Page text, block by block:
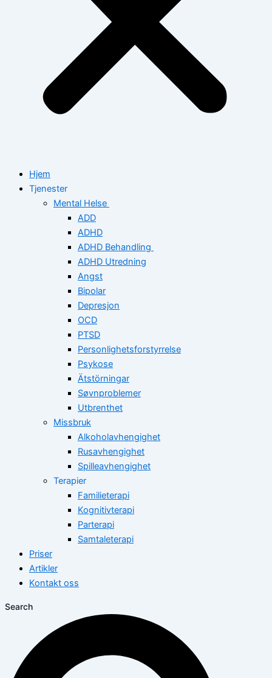
Hjem
Tjenester
Mental Helse
ADD
ADHD
ADHD Behandling
ADHD Utredning
Angst
Bipolar
Depresjon
OCD
PTSD
Personlighetsforstyrrelse
Psykose
Ätstörningar
Søvnproblemer
Utbrenthet
Missbruk
Alkoholavhengighet
Rusavhengighet
Spilleavhengighet
Terapier
Familieterapi
Kognitivterapi
Parterapi
Samtaleterapi
Priser
Artikler
Kontakt oss
Search